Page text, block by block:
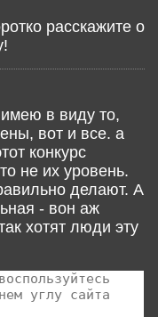
расскажите о
в виду то,
вот и все. а
конкурс
не их уровень.
делают. А
- вон аж
хотят люди эту